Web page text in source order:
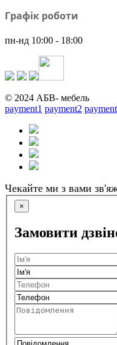
Графік роботи
пн-нд 10:00 - 18:00
© 2024 АБВ- мебель
payment1 payment2
Чекайте ми з вами
×
Замовити